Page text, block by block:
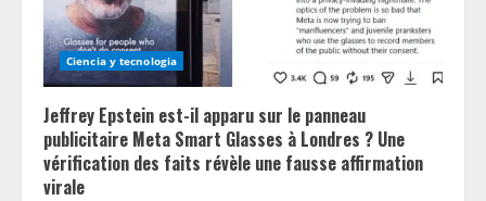
Ciencia y tecnologia
Jeffrey Epstein est-il apparu sur le panneau
publicitaire Meta Smart Glasses à Londres ? Une
vérification des faits révèle une fausse affirmation
virale